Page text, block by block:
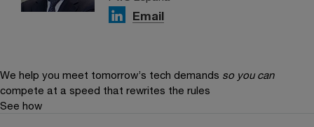
Email
We help you meet tomorrow’s tech demands so you can
compete at a speed that rewrites the rules
See how